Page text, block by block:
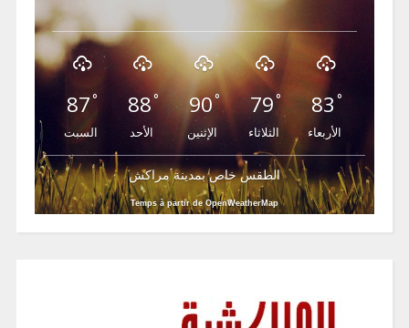
87°
السبت
88°
الأحد
90°
الإثنين
79°
الثلاثاء
83 °
الأربعاء
الطقس خاص بمدينة مراكش
Temps à partir de OpenWeatherMap